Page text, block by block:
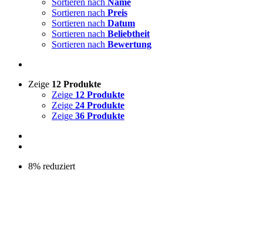
Sortieren nach Name
Sortieren nach Preis
Sortieren nach Datum
Sortieren nach Beliebtheit
Sortieren nach Bewertung
Zeige 12 Produkte
Zeige 12 Produkte
Zeige 24 Produkte
Zeige 36 Produkte
8% reduziert